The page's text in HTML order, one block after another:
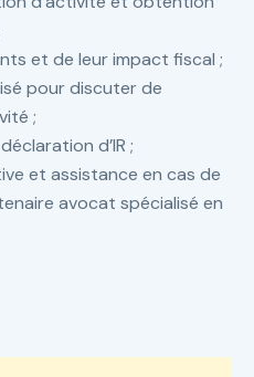
et de leur impact fiscal ;
pour discuter de
;
d’IR ;
et assistance en cas de
avocat spécialisé en